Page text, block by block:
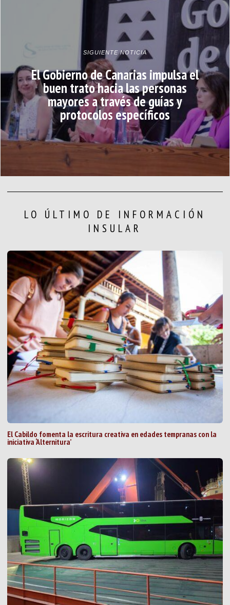
SIGUIENTE NOTICIA
El Gobierno de Canarias impulsa el
buen trato hacia las personas
mayores a través de guías y
protocolos específicos
LO ÚLTIMO DE INFORMACIÓN
INSULAR
El Cabildo fomenta la escritura creativa en edades tempranas con la
iniciativa ‘Alternitura’